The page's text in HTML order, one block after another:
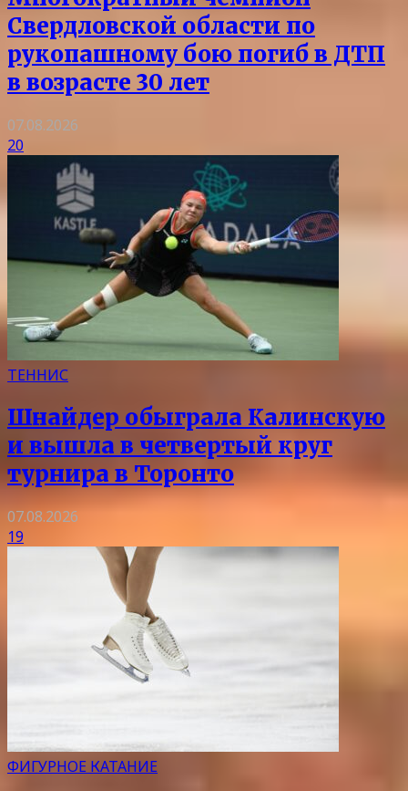
Свердловской области по
рукопашному бою погиб в ДТП
в возрасте 30 лет
07.08.2026
20
ТЕННИС
Шнайдер обыграла Калинскую
и вышла в четвертый круг
турнира в Торонто
07.08.2026
19
ФИГУРНОЕ КАТАНИЕ